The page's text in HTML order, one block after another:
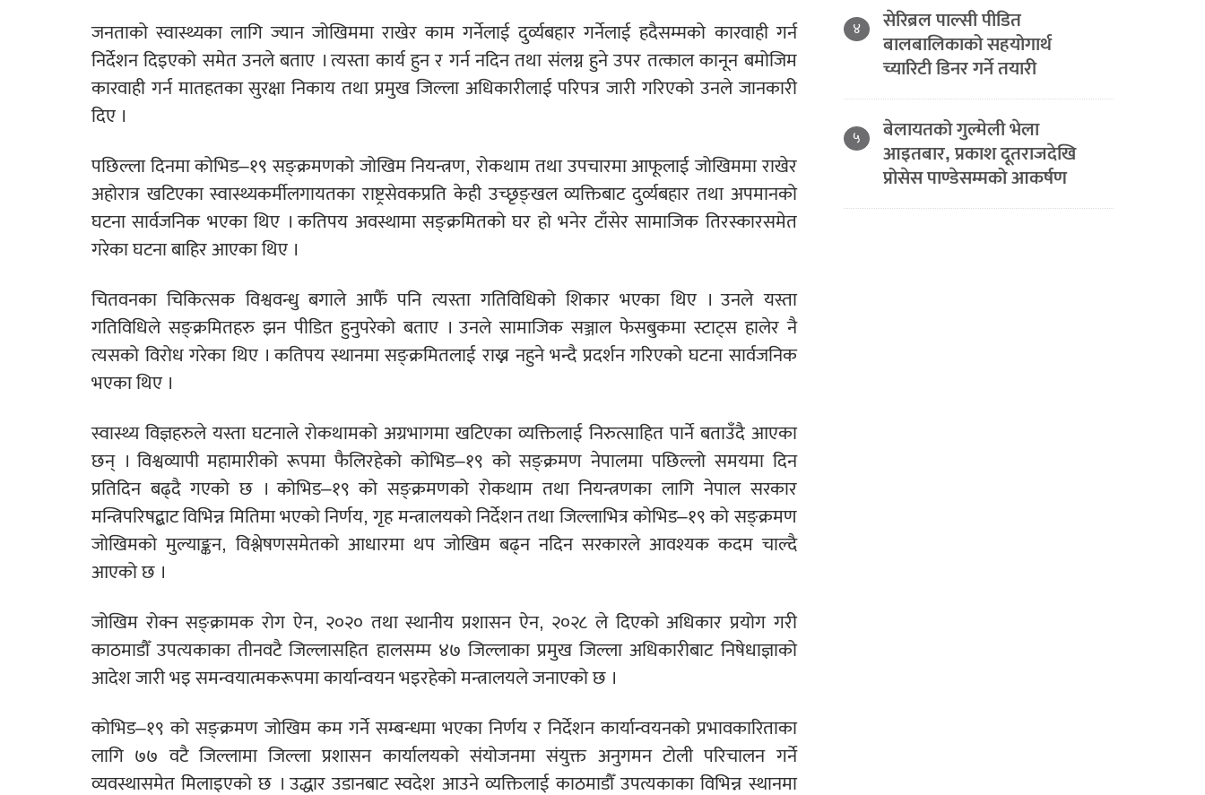
जनताको स्वास्थ्यका लागि ज्यान जोखिममा राखेर काम गर्नेलाई दुर्व्यबहार गर्नेलाई हदैसम्मको कारवाही गर्न
निर्देशन दिइएको समेत उनले बताए । त्यस्ता कार्य हुन र गर्न नदिन तथा संलग्न हुने उपर तत्काल कानून बमोजिम
कारवाही गर्न मातहतका सुरक्षा निकाय तथा प्रमुख जिल्ला अधिकारीलाई परिपत्र जारी गरिएको उनले जानकारी
दिए ।
पछिल्ला दिनमा कोभिड–१९ सङ्क्रमणको जोखिम नियन्त्रण, रोकथाम तथा उपचारमा आफूलाई जोखिममा राखेर
अहोरात्र खटिएका स्वास्थ्यकर्मीलगायतका राष्ट्रसेवकप्रति केही उच्छृङ्खल व्यक्तिबाट दुर्व्यबहार तथा अपमानको
घटना सार्वजनिक भएका थिए । कतिपय अवस्थामा सङ्क्रमितको घर हो भनेर टाँसेर सामाजिक तिरस्कारसमेत
गरेका घटना बाहिर आएका थिए ।
चितवनका चिकित्सक विश्ववन्धु बगाले आफैँ पनि त्यस्ता गतिविधिको शिकार भएका थिए । उनले यस्ता
गतिविधिले सङ्क्रमितहरु झन पीडित हुनुपरेको बताए । उनले सामाजिक सञ्जाल फेसबुकमा स्टाट्स हालेर नै
त्यसको विरोध गरेका थिए । कतिपय स्थानमा सङ्क्रमितलाई राख्न नहुने भन्दै प्रदर्शन गरिएको घटना सार्वजनिक
भएका थिए ।
स्वास्थ्य विज्ञहरुले यस्ता घटनाले रोकथामको अग्रभागमा खटिएका व्यक्तिलाई निरुत्साहित पार्ने बताउँदै आएका
छन् । विश्वव्यापी महामारीको रूपमा फैलिरहेको कोभिड–१९ को सङ्क्रमण नेपालमा पछिल्लो समयमा दिन
प्रतिदिन बढ्दै गएको छ । कोभिड–१९ को सङ्क्रमणको रोकथाम तथा नियन्त्रणका लागि नेपाल सरकार
मन्त्रिपरिषद्बाट विभिन्न मितिमा भएको निर्णय, गृह मन्त्रालयको निर्देशन तथा जिल्लाभित्र कोभिड–१९ को सङ्क्रमण
जोखिमको मुल्याङ्कन, विश्लेषणसमेतको आधारमा थप जोखिम बढ्न नदिन सरकारले आवश्यक कदम चाल्दै
आएको छ ।
जोखिम रोक्न सङ्क्रामक रोग ऐन, २०२० तथा स्थानीय प्रशासन ऐन, २०२८ ले दिएको अधिकार प्रयोग गरी
काठमाडौँ उपत्यकाका तीनवटै जिल्लासहित हालसम्म ४७ जिल्लाका प्रमुख जिल्ला अधिकारीबाट निषेधाज्ञाको
आदेश जारी भइ समन्वयात्मकरूपमा कार्यान्वयन भइरहेको मन्त्रालयले जनाएको छ ।
कोभिड–१९ को सङ्क्रमण जोखिम कम गर्ने सम्बन्धमा भएका निर्णय र निर्देशन कार्यान्वयनको प्रभावकारिताका
लागि ७७ वटै जिल्लामा जिल्ला प्रशासन कार्यालयको संयोजनमा संयुक्त अनुगमन टोली परिचालन गर्ने
व्यवस्थासमेत मिलाइएको छ । उद्धार उडानबाट स्वदेश आउने व्यक्तिलाई काठमाडौँ उपत्यकाका विभिन्न स्थानमा
४ सेरिब्रल पाल्सी पीडित
बालबालिकाको सहयोगार्थ
च्यारिटी डिनर गर्ने तयारी
५ बेलायतको गुल्मेली भेला
आइतबार, प्रकाश दूतराजदेखि
प्रोसेस पाण्डेसम्मको आकर्षण